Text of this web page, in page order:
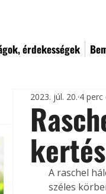
érdekességek
2023. júl. 20. 4 perc
A raschel
széles